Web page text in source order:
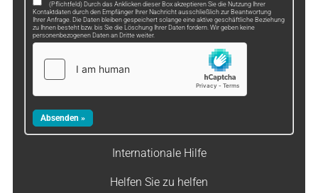
(Pflichtfeld) Durch das Anklicken dieser Box akzeptieren Sie die Nutzung Ihrer
Kontaktdaten durch den Empfänger Ihrer Nachricht ausschließlich zur Beantwortung
Ihrer Anfrage. Die Daten bleiben gespeichert solange eine aktive geschäftliche Beziehung
zu Ihnen besteht bzw. bis Sie die Löschung Ihrer Daten fordern. Wir geben keine
personenbezogenen Daten an Dritte weiter.
Internationale Hilfe
Helfen Sie zu helfen